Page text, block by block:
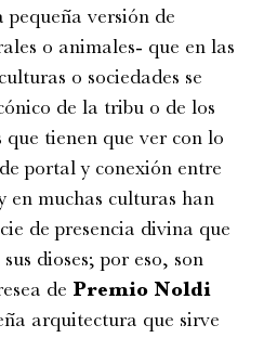
pequeña versión de
o animales- que en las
o sociedades se
de la tribu o de los
tienen que ver con lo
portal y conexión entre
muchas culturas han
de presencia divina que
dioses; por eso, son
de Premio Noldi
arquitectura que sirve